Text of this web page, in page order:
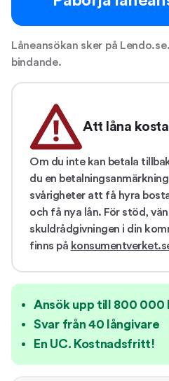
Låneansökan sker på
bindande.
Att låna
Om du inte kan betala
du en
svårigheter att få hyra
och få nya lån. För stöd,
skuldrådgivningen i din
finns på
Ansök upp till 800 000
Svar från 40 långivare
En UC. Kostnadsfritt!